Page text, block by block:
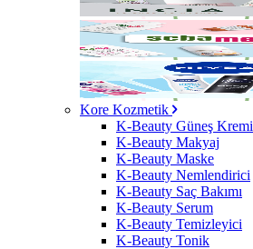
Kore Kozmetik
K-Beauty Güneş Kremi
K-Beauty Makyaj
K-Beauty Maske
K-Beauty Nemlendirici
K-Beauty Saç Bakımı
K-Beauty Serum
K-Beauty Temizleyici
K-Beauty Tonik